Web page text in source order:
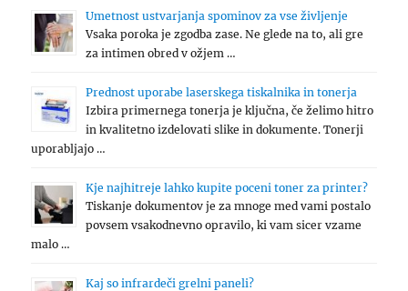
Umetnost ustvarjanja spominov za vse življenje
Vsaka poroka je zgodba zase. Ne glede na to, ali gre
za intimen obred v ožjem …
Prednost uporabe laserskega tiskalnika in tonerja
Izbira primernega tonerja je ključna, če želimo hitro
in kvalitetno izdelovati slike in dokumente. Tonerji
uporabljajo …
Kje najhitreje lahko kupite poceni toner za printer?
Tiskanje dokumentov je za mnoge med vami postalo
povsem vsakodnevno opravilo, ki vam sicer vzame
malo …
Kaj so infrardeči grelni paneli?